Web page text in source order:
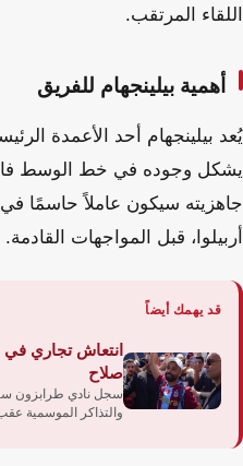
اللقاء المرتقب.
أهمية بيلينجهام للفريق
يُعد بيلينجهام أحد الأعمدة
يشكل وجوده في خط الوسط
جاهزيته سيكون عاملاً حاسمًا
أربيلوا، قبل المواجهات القادمة.
قد يهمك أيضاً
انتعاش تجاري
صلاح
سجل نادي طرابزون
والتذاكر الموسمية